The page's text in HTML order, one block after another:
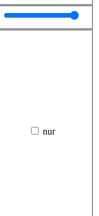
nur